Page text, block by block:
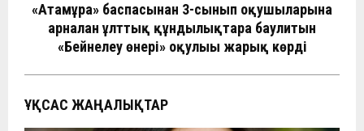
«Атамұра» баспасынан 3-сынып оқушыларына
арналған ұлттық құндылықтарға баулитын
«Бейнелеу өнері» оқулығы жарық көрді
ҰҚСАС ЖАҢАЛЫҚТАР